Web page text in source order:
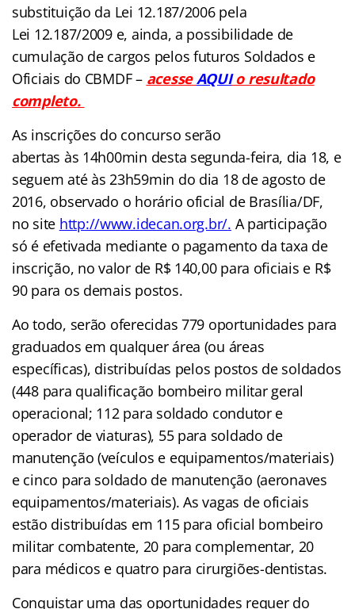
substituição da Lei 12.187/2006 pela
Lei 12.187/2009 e, ainda, a possibilidade de
cumulação de cargos pelos futuros Soldados e
Oficiais do CBMDF – acesseAQUIo resultado
completo.
As inscrições do concurso serão
abertas às 14h00min desta segunda-feira, dia 18, e
seguem até às 23h59min do dia 18 de agosto de
2016, observado o horário oficial de Brasília/DF,
no site http://www.idecan.org.br/. A participação
só é efetivada mediante o pagamento da taxa de
inscrição, no valor de R$ 140,00 para oficiais e R$
90 para os demais postos.
Ao todo, serão oferecidas 779 oportunidades para
graduados em qualquer área (ou áreas
específicas), distribuídas pelos postos de soldados
(448 para qualificação bombeiro militar geral
operacional; 112 para soldado condutor e
operador de viaturas), 55 para soldado de
manutenção (veículos e equipamentos/materiais)
e cinco para soldado de manutenção (aeronaves
equipamentos/materiais). As vagas de oficiais
estão distribuídas em 115 para oficial bombeiro
militar combatente, 20 para complementar, 20
para médicos e quatro para cirurgiões-dentistas.
Conquistar uma das oportunidades requer do